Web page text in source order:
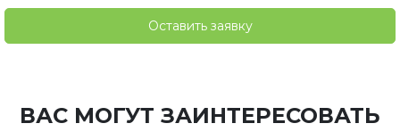
Оставить заявку
ВАС МОГУТ ЗАИНТЕРЕСОВАТЬ